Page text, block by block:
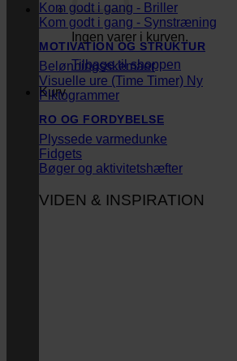
Ingen varer i kurven.
Tilbage til shoppen
Kurv
Kom godt i gang - Briller
Kom godt i gang - Synstræning
MOTIVATION OG STRUKTUR
Belønningsskemaer
Visuelle ure (Time Timer)
Piktogrammer
RO OG FORDYBELSE
Plyssede varmedunke
Fidgets
Bøger og aktivitetshæfter
VIDEN & INSPIRATION